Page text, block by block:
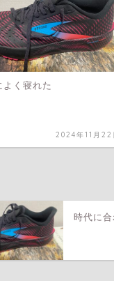
よく寝れた
2024年11月22
時代に